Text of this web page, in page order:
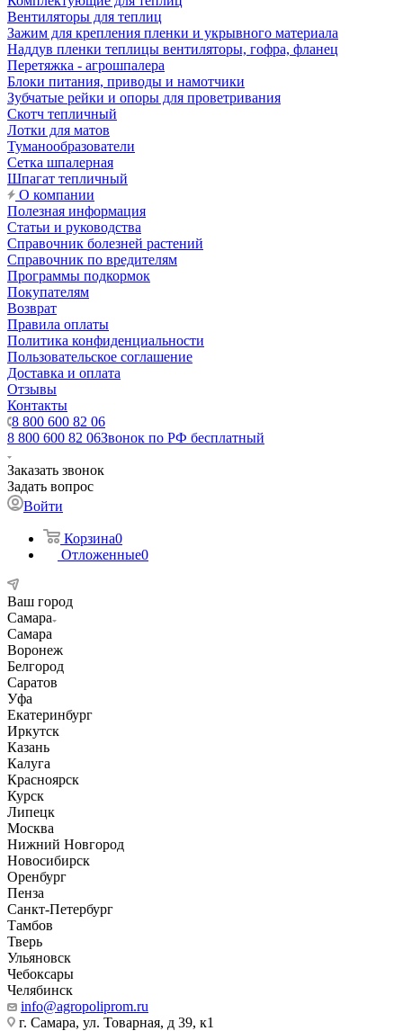
Вентиляторы для теплиц
Зажим для крепления пленки и укрывного материала
Наддув пленки теплицы вентиляторы, гофра, фланец
Перетяжка - агрошпалера
Блоки питания, приводы и намотчики
Зубчатые рейки и опоры для проветривания
Скотч тепличный
Лотки для матов
Туманообразователи
Сетка шпалерная
Шпагат тепличный
О компании
Полезная информация
Статьи и руководства
Справочник болезней растений
Справочник по вредителям
Программы подкормок
Покупателям
Возврат
Правила оплаты
Политика конфиденциальности
Пользовательское соглашение
Доставка и оплата
Отзывы
Контакты
8 800 600 82 06
8 800 600 82 06Звонок по РФ бесплатный
Заказать звонок
Задать вопрос
Войти
Корзина0
Отложенные0
Ваш город
Самара
Самара
Воронеж
Белгород
Саратов
Уфа
Екатеринбург
Иркутск
Казань
Калуга
Красноярск
Курск
Липецк
Москва
Нижний Новгород
Новосибирск
Оренбург
Пенза
Санкт-Петербург
Тамбов
Тверь
Ульяновск
Чебоксары
Челябинск
info@agropoliprom.ru
г. Самара, ул. Товарная, д 39, к1